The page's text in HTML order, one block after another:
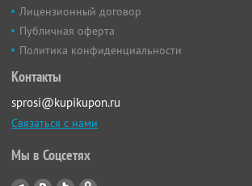
Лицензионный договор
Публичная оферта
Политика конфиденциальности
Контакты
sprosi@kupikupon.ru
Связаться с нами
Мы в Соцсетях